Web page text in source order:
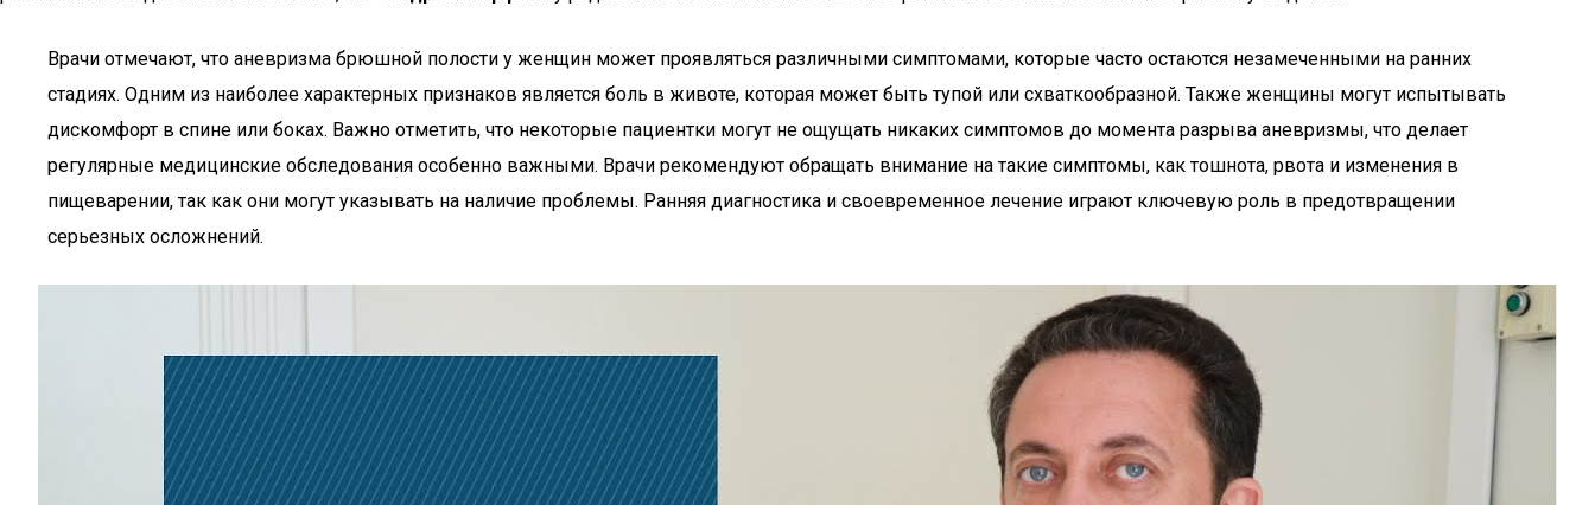
Врачи отмечают, что аневризма брюшной полости у женщин может проявляться различными симптомами, которые часто остаются незамеченными на ранних
стадиях. Одним из наиболее характерных признаков является боль в животе, которая может быть тупой или схваткообразной. Также женщины могут испытывать
дискомфорт в спине или боках. Важно отметить, что некоторые пациентки могут не ощущать никаких симптомов до момента разрыва аневризмы, что делает
регулярные медицинские обследования особенно важными. Врачи рекомендуют обращать внимание на такие симптомы, как тошнота, рвота и изменения в
пищеварении, так как они могут указывать на наличие проблемы. Ранняя диагностика и своевременное лечение играют ключевую роль в предотвращении
серьезных осложнений.